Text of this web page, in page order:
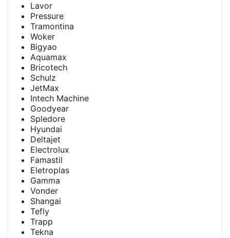
Lavor
Pressure
Tramontina
Woker
Bigyao
Aquamax
Bricotech
Schulz
JetMax
Intech Machine
Goodyear
Spledore
Hyundai
Deltajet
Electrolux
Famastil
Eletroplas
Gamma
Vonder
Shangai
Tefly
Trapp
Tekna